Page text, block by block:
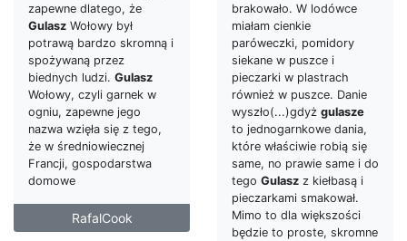
zapewne dlatego, że
Gulasz Wołowy był
potrawą bardzo skromną i
spożywaną przez
biednych ludzi. Gulasz
Wołowy, czyli garnek w
ogniu, zapewne jego
nazwa wzięła się z tego,
że w średniowiecznej
Francji, gospodarstwa
domowe
RafalCook
brakowało. W lodówce
miałam cienkie
paróweczki, pomidory
siekane w puszce i
pieczarki w plastrach
również w puszce. Danie
wyszło(...)gdyż gulasze
to jednogarnkowe dania,
które właściwie robią się
same, no prawie same i do
tego Gulasz z kiełbasą i
pieczarkami smakował.
Mimo to dla większości
będzie to proste, skromne